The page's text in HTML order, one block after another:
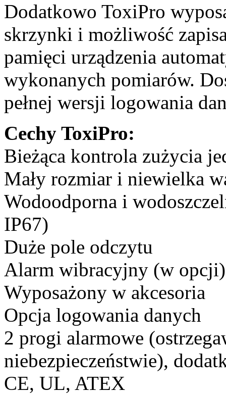
Dodatkowo ToxiPro
skrzynki i możliwość
pamięci urządzenia
wykonanych pomiarów.
pełnej wersji logowania
Cechy ToxiPro:
Bieżąca kontrola zużycia
Mały rozmiar i niewielka
Wodoodporna i
IP67)
Duże pole odczytu
Alarm wibracyjny (w opcji)
Wyposażony w akcesoria
Opcja logowania danych
2 progi alarmowe
niebezpieczeństwie),
CE, UL, ATEX